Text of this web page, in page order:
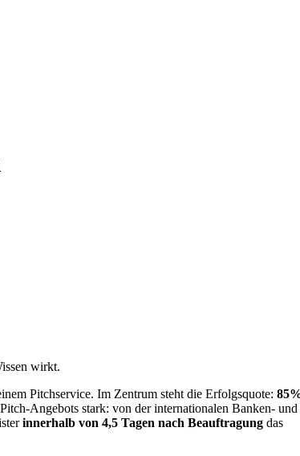
wirkt.
Pitchservice. Im Zentrum steht die Erfolgsquote:
Angebots stark: von der internationalen Banken- und
innerhalb von 4,5 Tagen nach Beauftragung das